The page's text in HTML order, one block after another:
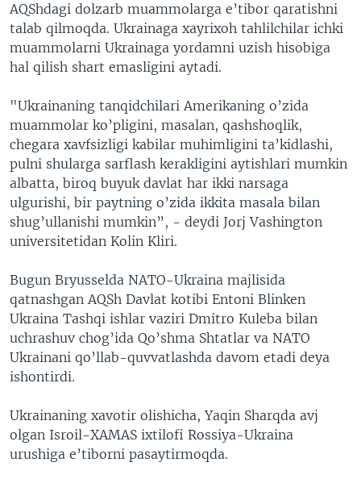
AQShdagi dolzarb muammolarga e’tibor qaratishni
talab qilmoqda. Ukrainaga xayrixoh tahlilchilar ichki
muammolarni Ukrainaga yordamni uzish hisobiga
hal qilish shart emasligini aytadi.
"Ukrainaning tanqidchilari Amerikaning o’zida
muammolar ko’pligini, masalan, qashshoqlik,
chegara xavfsizligi kabilar muhimligini ta’kidlashi,
pulni shularga sarflash kerakligini aytishlari mumkin
albatta, biroq buyuk davlat har ikki narsaga
ulgurishi, bir paytning o’zida ikkita masala bilan
shug’ullanishi mumkin”, - deydi Jorj Vashington
universitetidan Kolin Kliri.
Bugun Bryusselda NATO-Ukraina majlisida
qatnashgan AQSh Davlat kotibi Entoni Blinken
Ukraina Tashqi ishlar vaziri Dmitro Kuleba bilan
uchrashuv chog’ida Qo’shma Shtatlar va NATO
Ukrainani qo’llab-quvvatlashda davom etadi deya
ishontirdi.
Ukrainaning xavotir olishicha, Yaqin Sharqda avj
olgan Isroil-XAMAS ixtilofi Rossiya-Ukraina
urushiga e’tiborni pasaytirmoqda.